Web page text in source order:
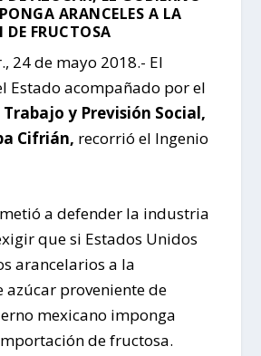
ARANCELES A LA
FRUCTOSA
24 de mayo 2018.- El
Estado acompañado por el
y Previsión Social,
Cifrián, recorrió el Ingenio
a defender la industria
que si Estados Unidos
arancelarios a la
proveniente de
mexicano imponga
de fructosa.